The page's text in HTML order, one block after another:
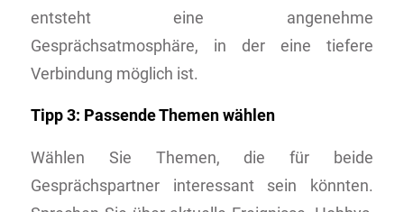
entsteht eine angenehme
Gesprächsatmosphäre, in der eine tiefere
Verbindung möglich ist.
Tipp 3: Passende Themen wählen
Wählen Sie Themen, die für beide
Gesprächspartner interessant sein könnten.